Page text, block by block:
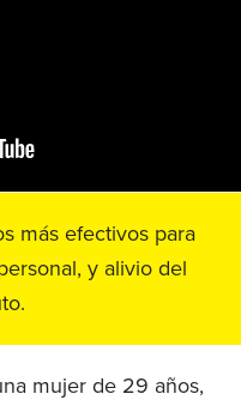
más efectivos para
y alivio del
mujer de 29 años,